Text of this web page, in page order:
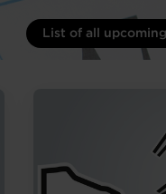
List of all